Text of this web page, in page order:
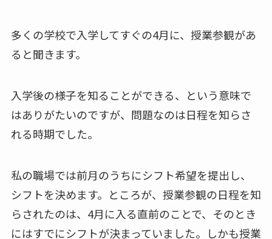
多くの学校で入学してすぐの4月に、授業参観があ
ると聞きます。
入学後の様子を知ることができる、という意味で
はありがたいのですが、問題なのは日程を知らさ
れる時期でした。
私の職場では前月のうちにシフト希望を提出し、
シフトを決めます。ところが、授業参観の日程を知
らされたのは、4月に入る直前のことで、そのとき
にはすでにシフトが決まっていました。しかも授業